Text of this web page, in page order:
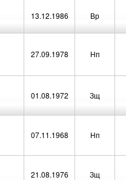
13.12.1986 Вр
27.09.1978 Нп
01.08.1972 Зщ
07.11.1968 Нп
21.08.1976 Зщ